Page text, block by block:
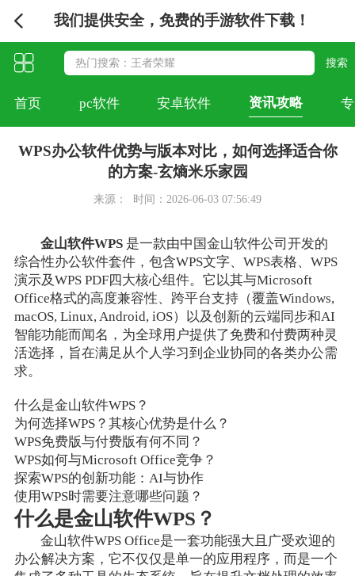
我们提供安全，免费的手游软件下载！
首页 pc软件 安卓软件 资讯攻略
WPS办公软件优势与版本对比，如何选择适合你
的方案-玄熵米乐家园
来源： 时间：2026-06-03 07:56:49
金山软件WPS 是一款由中国金山软件公司开发的
综合性办公软件套件，包含WPS文字、WPS表格、WPS
演示及WPS PDF四大核心组件。它以其与Microsoft
Office格式的高度兼容性、跨平台支持（覆盖Windows,
macOS, Linux, Android, iOS）以及创新的云端同步和AI
智能功能而闻名，为全球用户提供了免费和付费两种灵
活选择，旨在满足从个人学习到企业协同的各类办公需
求。
什么是金山软件WPS？
为何选择WPS？其核心优势是什么？
WPS免费版与付费版有何不同？
WPS如何与Microsoft Office竞争？
探索WPS的创新功能：AI与协作
使用WPS时需要注意哪些问题？
什么是金山软件WPS？
金山软件WPS Office是一套功能强大且广受欢迎的
办公解决方案，它不仅仅是单一的应用程序，而是一个